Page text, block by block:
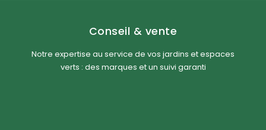
Conseil & vente
Notre expertise au service de vos jardins et espaces
verts : des marques et un suivi garanti